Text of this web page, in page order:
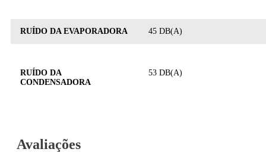
RUÍDO DA EVAPORADORA 45 DB(A)
RUÍDO DA
CONDENSADORA
53 DB(A)
Avaliações